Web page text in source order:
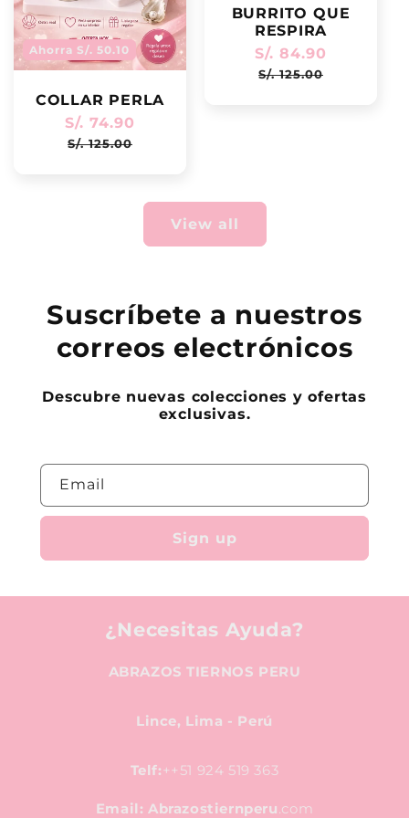
Ahorra S/. 50.10
COLLAR PERLA
Regular
price
S/. 74.90
S/. 125.00
BURRITO QUE
RESPIRA
Regular
price
S/. 84.90
S/. 125.00
View all
Suscríbete a nuestros
correos electrónicos
Descubre nuevas colecciones y ofertas
exclusivas.
Email
Sign up
¿Necesitas Ayuda?
ABRAZOS TIERNOS PERU
Lince, Lima - Perú
Telf:++51 924 519 363
Email: Abrazostiernperu.com